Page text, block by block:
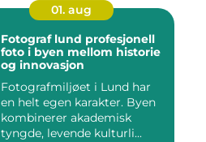
01. aug
Fotograf lund profesjonell
foto i byen mellom historie
og innovasjon
Fotografmiljøet i Lund har
en helt egen karakter. Byen
kombinerer akademisk
tyngde, levende kulturli...